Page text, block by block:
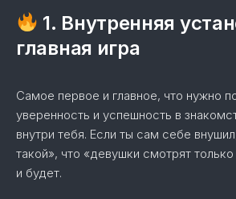
1. Внутренняя
главная игра
Самое первое и главное, что нужно
уверенность и успешность в
внутри тебя. Если ты сам себе
такой», что «девушки смотрят
и будет.